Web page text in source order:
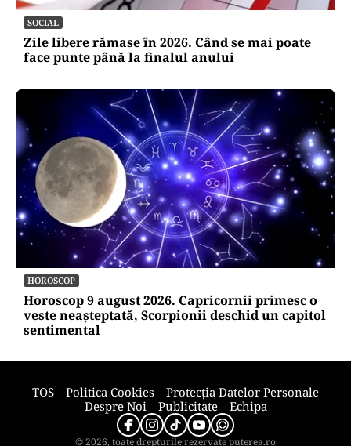
SOCIAL
Zile libere rămase în 2026. Când se mai poate
face punte până la finalul anului
HOROSCOP
Horoscop 9 august 2026. Capricornii primesc o
veste neașteptată, Scorpionii deschid un capitol
sentimental
TOS Politica Cookies
Protecția Datelor Personale
Despre Noi
Publicitate Echipa
© 2026, toate drepturile rezervate puterea.ro